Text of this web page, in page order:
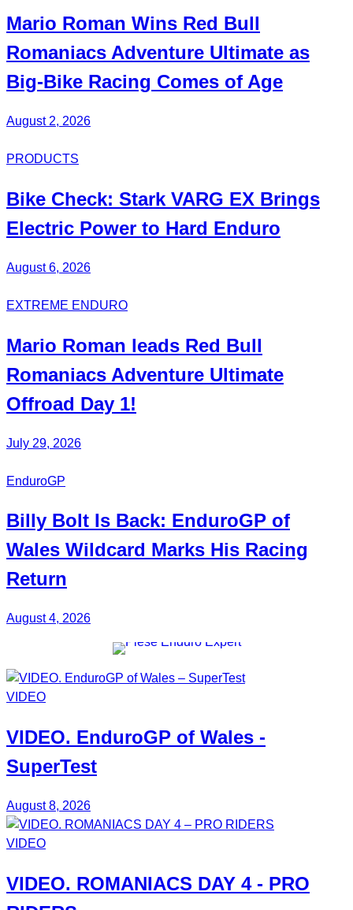
Mario Roman Wins Red Bull
Romaniacs Adventure Ultimate as
Big-Bike Racing Comes of Age
August 2, 2026
PRODUCTS
Bike Check: Stark VARG EX Brings
Electric Power to Hard Enduro
August 6, 2026
EXTREME ENDURO
Mario Roman leads Red Bull
Romaniacs Adventure Ultimate
Offroad Day 1!
July 29, 2026
EnduroGP
Billy Bolt Is Back: EnduroGP of
Wales Wildcard Marks His Racing
Return
August 4, 2026
VIDEO
VIDEO. EnduroGP of Wales -
SuperTest
August 8, 2026
VIDEO
VIDEO. ROMANIACS DAY 4- PRO